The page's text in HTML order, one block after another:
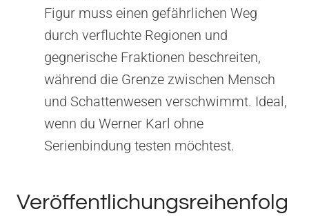
Figur muss einen gefährlichen Weg
durch verfluchte Regionen und
gegnerische Fraktionen beschreiten,
während die Grenze zwischen Mensch
und Schattenwesen verschwimmt. Ideal,
wenn du Werner Karl ohne
Serienbindung testen möchtest.
Veröffentlichungsreihenfolg